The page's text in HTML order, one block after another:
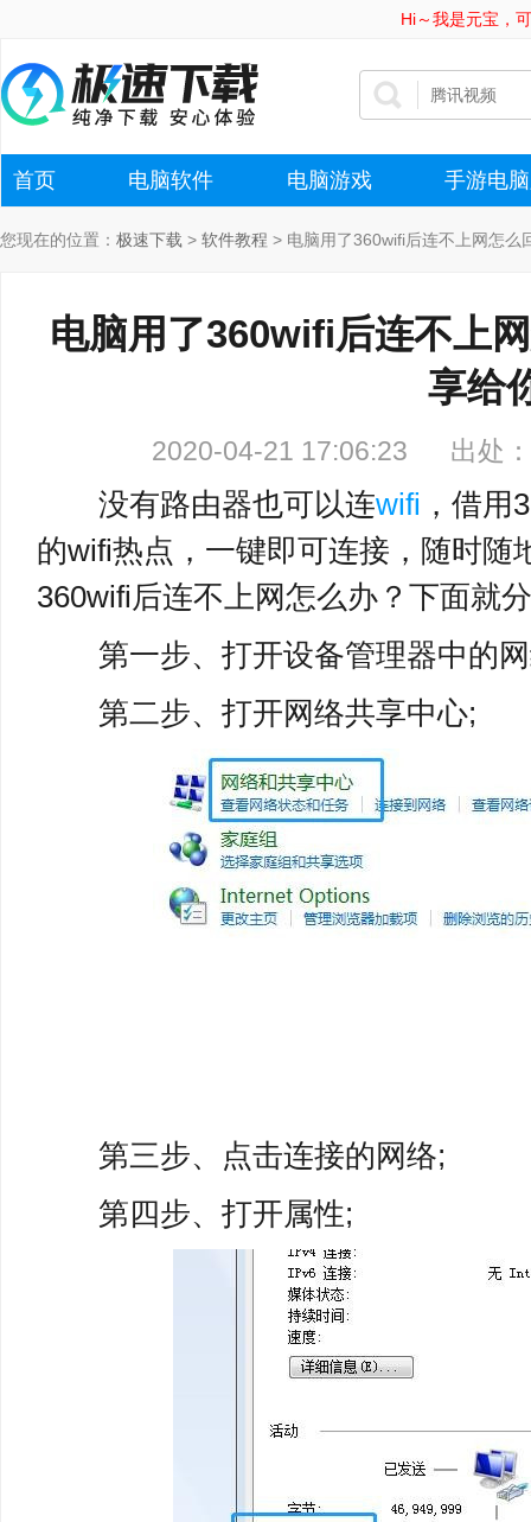
Hi～我是元宝，
首页 电脑软件 电脑游戏 手游电
您现在的位置： 极速下载 > 软件教程 > 电脑用了360wifi后连不上网怎么
电脑用了360wifi后连不上
享给
2020-04-21 17:06:23 出处
没有路由器也可以连wifi ，借
的wifi热点，一键即可连接，随时随
360wifi后连不上网怎么办？下面就
第一步、打开设备管理器中的网
第二步、打开网络共享中心;
第三步、点击连接的网络;
第四步、打开属性;